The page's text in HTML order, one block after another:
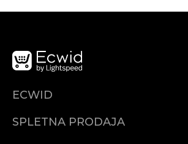
ECWID
SPLETNA PRODAJA